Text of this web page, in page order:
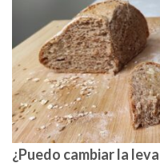
¿Puedo cambiar la